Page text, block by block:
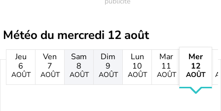
Météo du mercredi 12 août
Jeu
6
AOÛT
Ven
7
AOÛT
Sam
8
AOÛT
Dim
9
AOÛT
Lun
10
AOÛT
Mar
11
AOÛT
Mer
12
AOÛT